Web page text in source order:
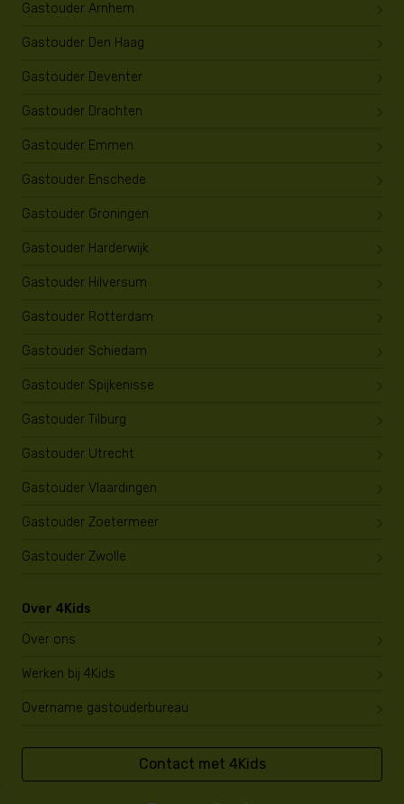
Gastouder Arnhem
Gastouder Den Haag
Gastouder Deventer
Gastouder Drachten
Gastouder Emmen
Gastouder Enschede
Gastouder Groningen
Gastouder Harderwijk
Gastouder Hilversum
Gastouder Rotterdam
Gastouder Schiedam
Gastouder Spijkenisse
Gastouder Tilburg
Gastouder Utrecht
Gastouder Vlaardingen
Gastouder Zoetermeer
Gastouder Zwolle
Over 4Kids
Over ons
Werken bij 4Kids
Overname gastouderbureau
Contact met 4Kids